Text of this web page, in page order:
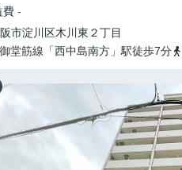
費 -
市淀川区木川東 ２丁目
堂筋線「西中島南方」駅徒歩7分